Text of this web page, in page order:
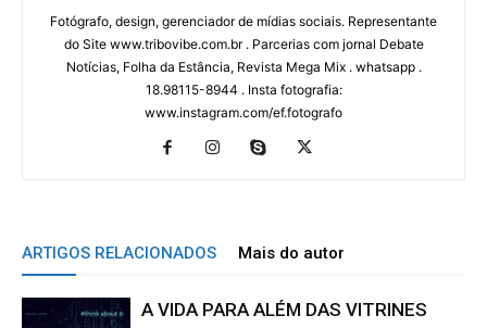
Fotógrafo, design, gerenciador de mídias sociais. Representante
do Site www.tribovibe.com.br . Parcerias com jornal Debate
Notícias, Folha da Estância, Revista Mega Mix . whatsapp .
18.98115-8944 . Insta fotografia:
www.instagram.com/ef.fotografo
ARTIGOS RELACIONADOS Mais do autor
A VIDA PARA ALÉM DAS VITRINES